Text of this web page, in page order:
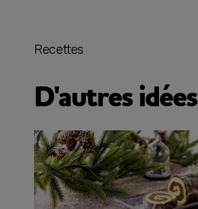
Recettes
D'autres idées